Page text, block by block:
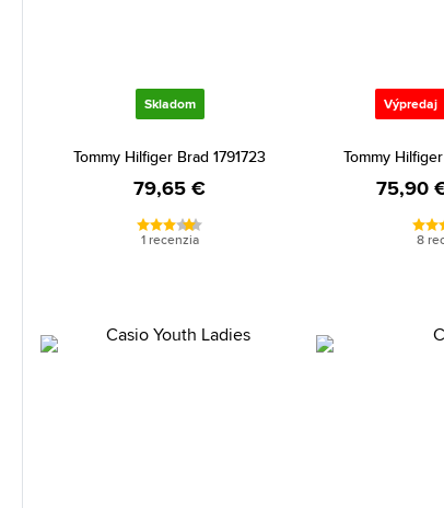
Skladom
Tommy Hilfiger Brad 1791723
79,65 €
1 recenzia
Výpredaj
Tommy
75,90
8